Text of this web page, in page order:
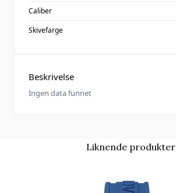
Beskrivelse
Ingen data funnet
Caliber
Skivefarge
Liknende produkter